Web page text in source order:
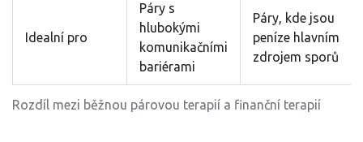
Rozdíl mezi běžnou párovou terapií a finanční terapií
Idealní pro
Páry s
hlubokými
komunikačními
bariérami
Páry, kde jsou
peníze hlavním
zdrojem sporů